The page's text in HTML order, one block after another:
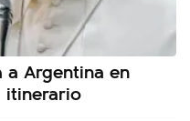
a Argentina en
itinerario